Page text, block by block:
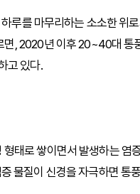
루를 마무리하는 소소한 위
면, 2020년 이후 20~40대
고 있다.
태로 쌓이면서 발생하는 염
물질이 신경을 자극하면 통